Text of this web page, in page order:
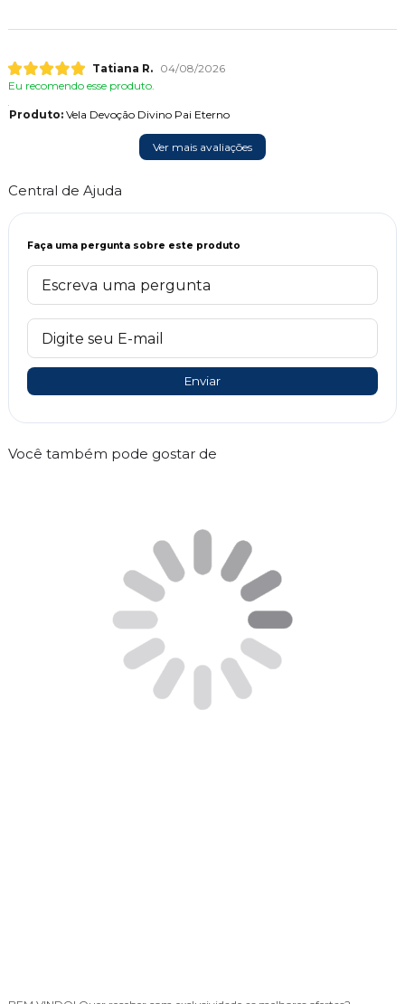
Tatiana R.
04/08/2026
Eu recomendo esse produto.
Produto:Vela Devoção Divino Pai Eterno
Ver mais avaliações
Central de Ajuda
Faça uma pergunta sobre este produto
Enviar
Você também pode gostar de